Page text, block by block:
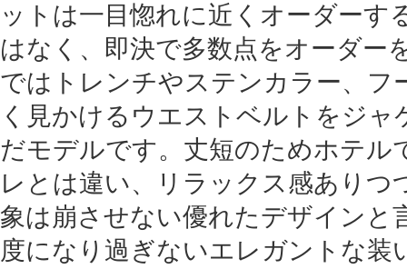
ットは一目惚れに近くオーダーす
はなく、即決で多数点をオーダー
ではトレンチやステンカラー、フ
く見かけるウエストベルトをジャ
だモデルです。丈短のためホテル
レとは違い、リラックス感ありつ
象は崩させない優れたデザインと
度になり過ぎないエレガントな装